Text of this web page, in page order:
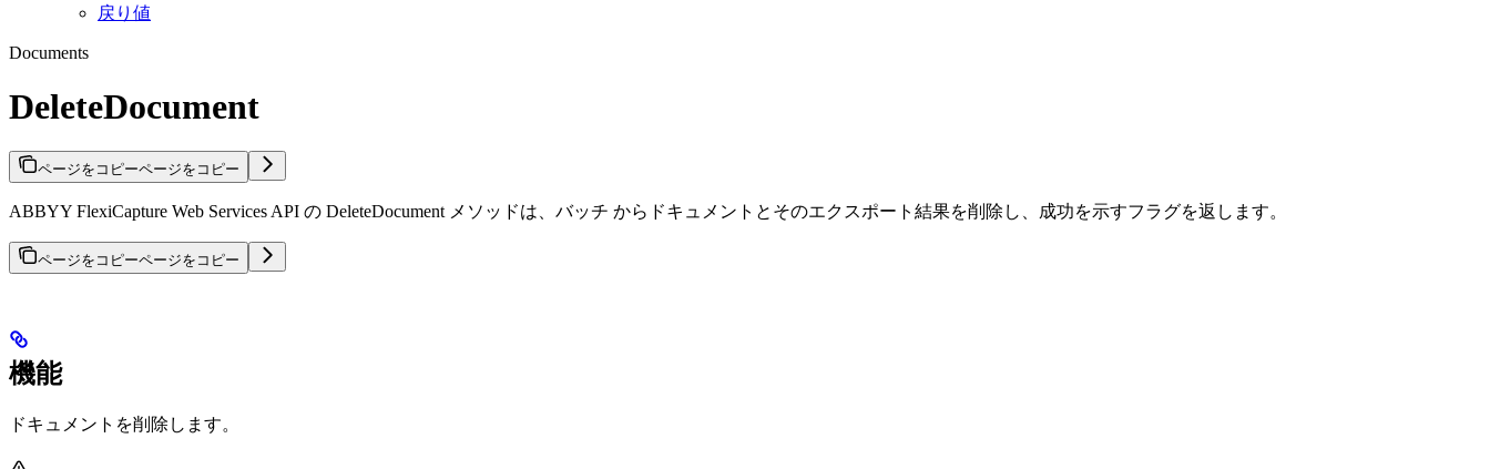
戻り値
Documents
DeleteDocument
ページをコピーページをコピー
ABBYY FlexiCapture Web Services API の DeleteDocument メソッドは、バッチ からドキュメントとそのエクスポート結果を削除し、成功を示すフラグを返します。
ページをコピーページをコピー
機能
ドキュメントを削除します。